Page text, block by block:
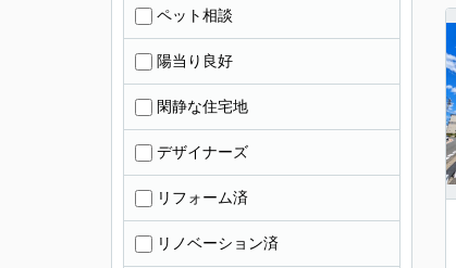
ペット相談
陽当り良好
閑静な住宅地
デザイナーズ
リフォーム済
リノベーション済